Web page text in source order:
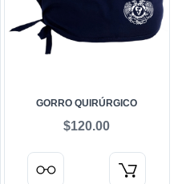
GORRO QUIRÚRGICO
$120.00